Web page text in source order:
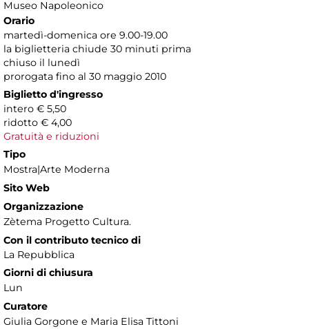
Museo Napoleonico
Orario
martedì-domenica ore 9.00-19.00
la biglietteria chiude 30 minuti prima
chiuso il lunedì
prorogata fino al 30 maggio 2010
Biglietto d'ingresso
intero € 5,50
ridotto € 4,00
Gratuità e riduzioni
Tipo
Mostra|Arte Moderna
Sito Web
Organizzazione
Zètema Progetto Cultura.
Con il contributo tecnico di
La Repubblica
Giorni di chiusura
Lun
Curatore
Giulia Gorgone e Maria Elisa Tittoni